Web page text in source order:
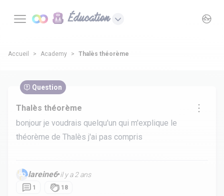
Éducation
Accueil Academy Thalès théorème
Question
Thalès théorème
bonjour je voudrais quelqu'un qui m'explique le
théorème de Thalès j'ai pas compris
lareine6•il y a 2 ans
1 18